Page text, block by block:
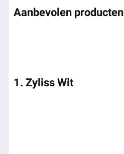
Aanbevolen producten
1. Zyliss Wit